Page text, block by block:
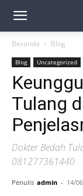
Beranda Blog
Blog Uncategorized
Tulang
Dokter Bedah
081277361440
Penulis admin - 14/